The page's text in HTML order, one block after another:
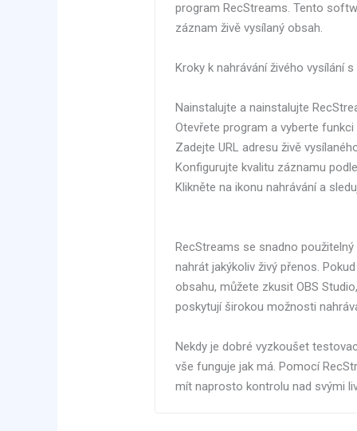
program RecStreams. Tento
záznam živě vysílaný obsah.
Kroky k nahrávání živého vysílání
Nainstalujte a nainstalujte
Otevřete program a vyberte funkci
Zadejte URL adresu živě
Konfigurujte kvalitu záznamu
Klikněte na ikonu nahrávání a
RecStreams se snadno
nahrát jakýkoliv živý přenos.
obsahu, můžete zkusit OBS
poskytují širokou možnosti
Nekdy je dobré vyzkoušet
vše funguje jak má. Pomocí
mít naprosto kontrolu nad svými